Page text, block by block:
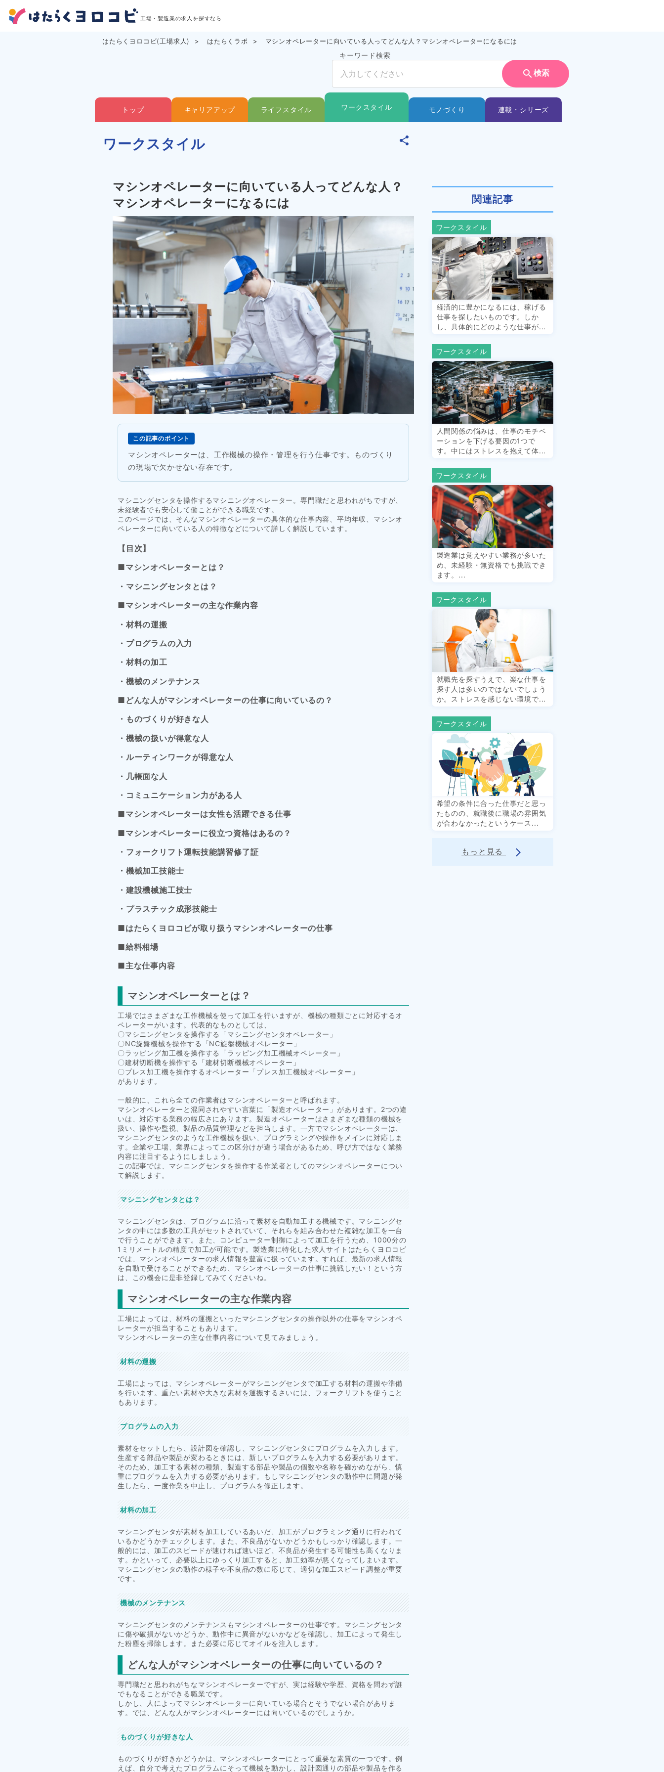
工場・製造業の求人を探すなら
はたらくヨロコビ(工場求人) はたらくラボ マシンオペレーターに向いている人ってどんな人？マシンオペレーターになるには
キーワード検索
search 検索
トップ キャリアアップ ライフスタイル ワークスタイル モノづくり 連載・シリーズ
ワークスタイル
マシンオペレーターに向いている人ってどんな人？
マシンオペレーターになるには
この記事のポイント
マシンオペレーターは、工作機械の操作・管理を行う仕事です。ものづくり
の現場で欠かせない存在です。
マシニングセンタを操作するマシニングオペレーター。専門職だと思われがちですが、
未経験者でも安心して働ことができる職業です。
このページでは、そんなマシンオペレーターの具体的な仕事内容、平均年収、マシンオ
ペレーターに向いている人の特徴などについて詳しく解説しています。
【目次】
■マシンオペレーターとは？
・マシニングセンタとは？
■マシンオペレーターの主な作業内容
・材料の運搬
・プログラムの入力
・材料の加工
・機械のメンテナンス
■どんな人がマシンオペレーターの仕事に向いているの？
・ものづくりが好きな人
・機械の扱いが得意な人
・ルーティンワークが得意な人
・几帳面な人
・コミュニケーション力がある人
■マシンオペレーターは女性も活躍できる仕事
■マシンオペレーターに役立つ資格はあるの？
・フォークリフト運転技能講習修了証
・機械加工技能士
・建設機械施工技士
・プラスチック成形技能士
■はたらくヨロコビが取り扱うマシンオペレーターの仕事
■給料相場
■主な仕事内容
マシンオペレーターとは？
工場ではさまざまな工作機械を使って加工を行いますが、機械の種類ごとに対応するオ
ペレーターがいます。代表的なものとしては、
〇マシニングセンタを操作する「マシニングセンタオペレーター」
〇NC旋盤機械を操作する「NC旋盤機械オペレーター」
〇ラッピング加工機を操作する「ラッピング加工機械オペレーター」
〇建材切断機を操作する「建材切断機械オペレーター」
〇プレス加工機を操作するオペレーター「プレス加工機械オペレーター」
があります。
一般的に、これら全ての作業者はマシンオペレーターと呼ばれます。
マシンオペレーターと混同されやすい言葉に「製造オペレーター」があります。2つの違
いは、対応する業務の幅広さにあります。製造オペレーターはさまざまな種類の機械を
扱い、操作や監視、製品の品質管理などを担当します。一方でマシンオペレーターは、
マシニングセンタのような工作機械を扱い、プログラミングや操作をメインに対応しま
す。企業や工場、業界によってこの区分けが違う場合があるため、呼び方ではなく業務
内容に注目するようにしましょう。
この記事では、マシニングセンタを操作する作業者としてのマシンオペレーターについ
て解説します。
マシニングセンタとは？
マシニングセンタは、プログラムに沿って素材を自動加工する機械です。マシニングセ
ンタの中には多数の工具がセットされていて、それらを組み合わせた複雑な加工を一台
で行うことができます。また、コンピューター制御によって加工を行うため、1000分の
1ミリメートルの精度で加工が可能です。製造業に特化した求人サイトはたらくヨロコビ
では、マシンオペレーターの求人情報を豊富に扱っています。すれば、最新の求人情報
を自動で受けることができるため、マシンオペレーターの仕事に挑戦したい！という方
は、この機会に是非登録してみてくださいね。
マシンオペレーターの主な作業内容
工場によっては、材料の運搬といったマシニングセンタの操作以外の仕事をマシンオペ
レーターが担当することもあります。
マシンオペレーターの主な仕事内容について見てみましょう。
材料の運搬
工場によっては、マシンオペレーターがマシニングセンタで加工する材料の運搬や準備
を行います。重たい素材や大きな素材を運搬するさいには、フォークリフトを使うこと
もあります。
プログラムの入力
素材をセットしたら、設計図を確認し、マシニングセンタにプログラムを入力します。
生産する部品や製品が変わるときには、新しいプログラムを入力する必要があります。
そのため、加工する素材の種類、製造する部品や製品の個数や名称を確かめながら、慎
重にプログラムを入力する必要があります。もしマシニングセンタの動作中に問題が発
生したら、一度作業を中止し、プログラムを修正します。
材料の加工
マシニングセンタが素材を加工しているあいだ、加工がプログラミング通りに行われて
いるかどうかチェックします。また、不良品がないかどうかもしっかり確認します。一
般的には、加工のスピードが速ければ速いほど、不良品が発生する可能性も高くなりま
す。かといって、必要以上にゆっくり加工すると、加工効率が悪くなってしまいます。
マシニングセンタの動作の様子や不良品の数に応じて、適切な加工スピード調整が重要
です。
機械のメンテナンス
マシニングセンタのメンテナンスもマシンオペレーターの仕事です。マシニングセンタ
に傷や破損がないかどうか、動作中に異音がないかなどを確認し、加工によって発生し
た粉塵を掃除します。また必要に応じてオイルを注入します。
どんな人がマシンオペレーターの仕事に向いているの？
専門職だと思われがちなマシンオペレーターですが、実は経験や学歴、資格を問わず誰
でもなることができる職業です。
しかし、人によってマシンオペレーターに向いている場合とそうでない場合がありま
す。では、どんな人がマシンオペレーターには向いているのでしょうか。
ものづくりが好きな人
ものづくりが好きかどうかは、マシンオペレーターにとって重要な素質の一つです。例
えば、自分で考えたプログラムにそって機械を動かし、設計図通りの部品や製品を作る
関連記事
ワークスタイル
経済的に豊かになるには、稼げる
仕事を探したいものです。しか
し、具体的にどのような仕事が...
ワークスタイル
人間関係の悩みは、仕事のモチベ
ーションを下げる要因の1つで
す。中にはストレスを抱えて体...
ワークスタイル
製造業は覚えやすい業務が多いた
め、未経験・無資格でも挑戦でき
ます。...
ワークスタイル
就職先を探すうえで、楽な仕事を
探す人は多いのではないでしょう
か。ストレスを感じない環境で...
ワークスタイル
希望の条件に合った仕事だと思っ
たものの、就職後に職場の雰囲気
が合わなかったというケース...
もっと見る arrow_forward_ios